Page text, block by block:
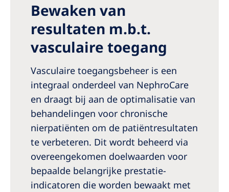
Bewaken van
resultaten m.b.t.
vasculaire toegang
Vasculaire toegangsbeheer is een
integraal onderdeel van NephroCare
en draagt bij aan de optimalisatie van
behandelingen voor chronische
nierpatiënten om de patiëntresultaten
te verbeteren. Dit wordt beheerd via
overeengekomen doelwaarden voor
bepaalde belangrijke prestatie-
indicatoren die worden bewaakt met